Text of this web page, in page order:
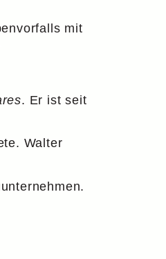
mit
. Er ist seit
Walter